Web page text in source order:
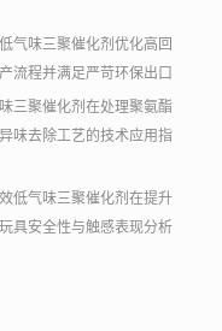
气味三聚催化剂优化高回
流程并满足严苛环保出口
三聚催化剂在处理聚氨酯
味去除工艺的技术应用指
低气味三聚催化剂在提升
具安全性与触感表现分析